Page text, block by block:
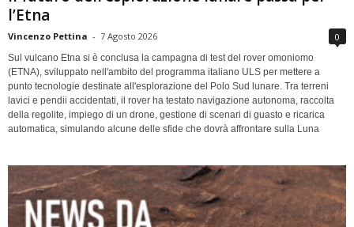
l’Etna
Vincenzo Pettina - 7 Agosto 2026 0
Sul vulcano Etna si è conclusa la campagna di test del rover omoniomo
(ETNA), sviluppato nell'ambito del programma italiano ULS per mettere a
punto tecnologie destinate all'esplorazione del Polo Sud lunare. Tra terreni
lavici e pendii accidentati, il rover ha testato navigazione autonoma, raccolta
della regolite, impiego di un drone, gestione di scenari di guasto e ricarica
automatica, simulando alcune delle sfide che dovrà affrontare sulla Luna